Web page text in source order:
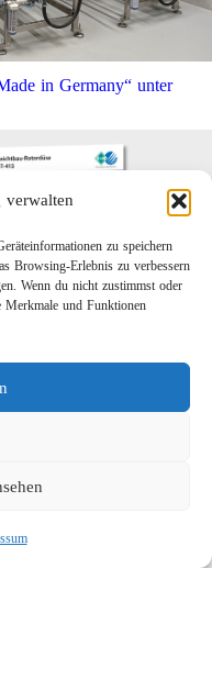
verwalten
zu speichern
Browsing-Erlebnis zu verbessern
Wenn du nicht zustimmst oder
Merkmale und Funktionen
in Germany“ unter